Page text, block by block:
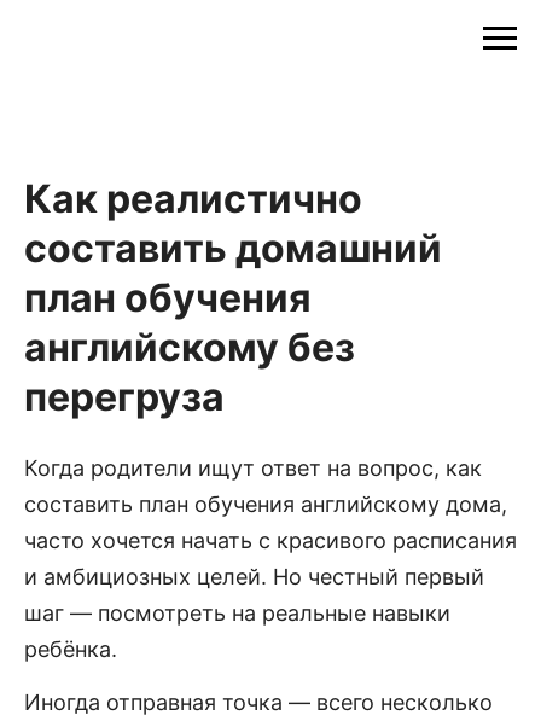
Как реалистично
составить домашний
план обучения
английскому без
перегруза
Когда родители ищут ответ на вопрос, как
составить план обучения английскому дома,
часто хочется начать с красивого расписания
и амбициозных целей. Но честный первый
шаг — посмотреть на реальные навыки
ребёнка.
Иногда отправная точка — всего несколько